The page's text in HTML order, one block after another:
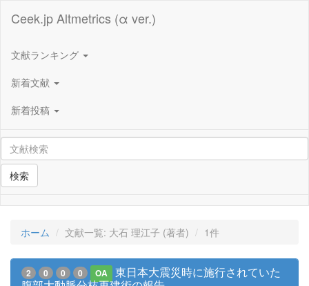
Ceek.jp Altmetrics (α ver.)
文献ランキング
新着文献
新着投稿
検索
ホーム 文献一覧: 大石 理江子 (著者) 1件
2 0 0 0 OA
東日本大震災時に施行されていた